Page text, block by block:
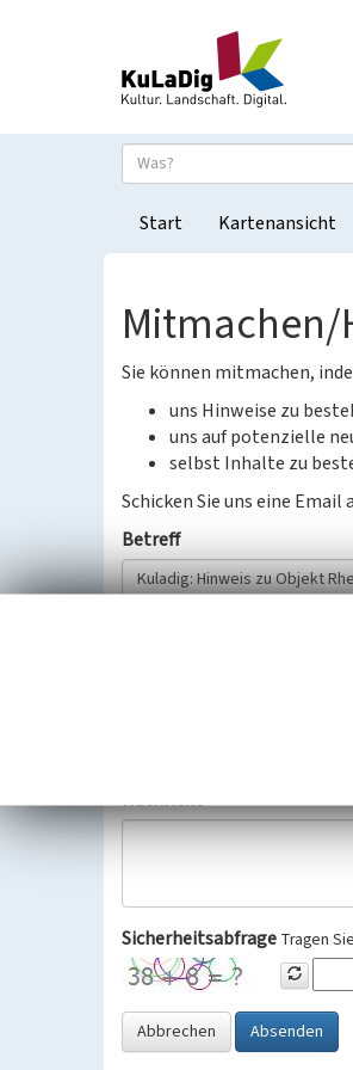
Start Kartenansicht
Mitmachen/
Sie können mitmachen,
uns Hinweise zu
uns auf potenzielle
selbst Inhalte zu
Schicken Sie uns eine Email
Betreff
Wir bitten Sie um freiwillige
Selbstverständlich werden
Datenschutzgrundverordnung
Nachricht
Sicherheitsabfrage Tragen
Abbrechen Absenden